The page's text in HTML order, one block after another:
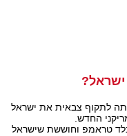
ישראל?
לתקוף צבאית את ישראל
החדש.
טראמפ וחוששת שישראל